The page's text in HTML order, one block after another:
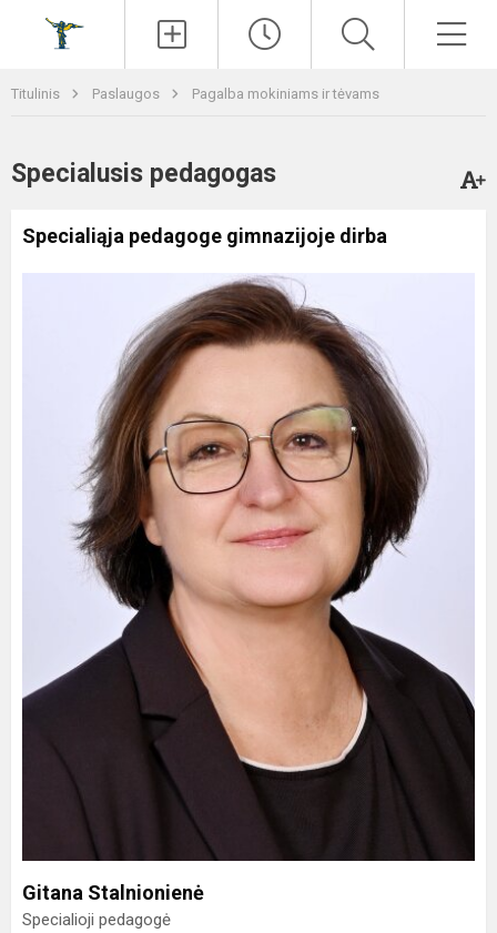
Titulinis Paslaugos Pagalba mokiniams ir tėvams
Specialusis pedagogas
Specialiąja pedagoge gimnazijoje dirba
Gitana Stalnionienė
Specialioji pedagogė